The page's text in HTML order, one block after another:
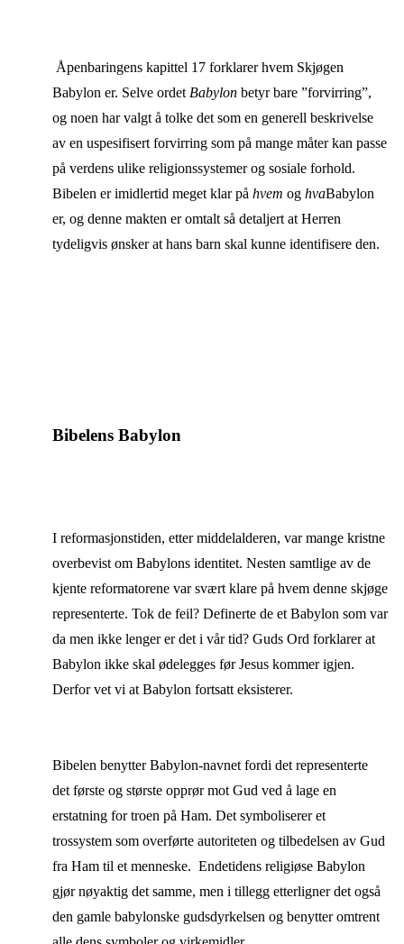
Åpenbaringens kapittel 17 forklarer hvem Skjøgen
Babylon er. Selve ordet Babylonbetyr bare ”forvirring”,
og noen har valgt å tolke det som en generell beskrivelse
av en uspesifisert forvirring som på mange måter kan passe
på verdens ulike religionssystemer og sosiale forhold.
Bibelen er imidlertid meget klar på hvem og hvaBabylon
er, og denne makten er omtalt så detaljert at Herren
tydeligvis ønsker at hans barn skal kunne identifisere den.
Bibelens Babylon
I reformasjonstiden, etter middelalderen, var mange kristne
overbevist om Babylons identitet. Nesten samtlige av de
kjente reformatorene var svært klare på hvem denne skjøge
representerte. Tok de feil? Definerte de et Babylon som var
da men ikke lenger er det i vår tid? Guds Ord forklarer at
Babylon ikke skal ødelegges før Jesus kommer igjen.
Derfor vet vi at Babylon fortsatt eksisterer.
Bibelen benytter Babylon-navnet fordi det representerte
det første og største opprør mot Gud ved å lage en
erstatning for troen på Ham. Det symboliserer et
trossystem som overførte autoriteten og tilbedelsen av Gud
fra Ham til et menneske. Endetidens religiøse Babylon
gjør nøyaktig det samme, men i tillegg etterligner det også
den gamle babylonske gudsdyrkelsen og benytter omtrent